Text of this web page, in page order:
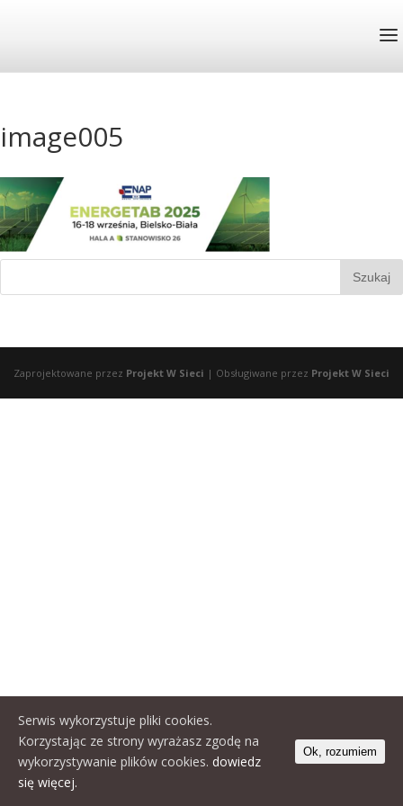
image005
Zaprojektowane przez Projekt W Sieci | Obsługiwane przez Projekt W Sieci
Serwis wykorzystuje pliki cookies.
Korzystając ze strony wyrażasz zgodę na
wykorzystywanie plików cookies. dowiedz
się więcej.
Ok, rozumiem